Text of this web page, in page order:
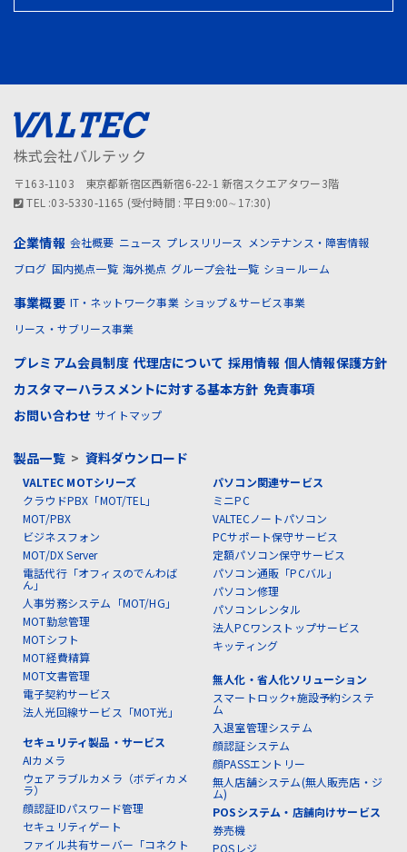
株式会社バルテック
〒163-1103 東京都新宿区西新宿6-22-1 新宿スクエアタワー3階
TEL :03-5330-1165 (受付時間 : 平日9:00∼17:30)
企業情報 会社概要 ニュース プレスリリース
メンテナンス・障害情報
ブログ 国内拠点一覧 海外拠点 グループ会社一覧 ショールーム
事業概要 IT・ネットワーク事業 ショップ＆サービス事業
リース・サブリース事業
プレミアム会員制度 代理店について 採用情報 個人情報保護方針
カスタマーハラスメントに対する基本方針 免責事項
お問い合わせ サイトマップ
製品一覧> 資料ダウンロード
VALTEC MOTシリーズ
クラウドPBX「MOT/TEL」
MOT/PBX
ビジネスフォン
MOT/DX Server
電話代行「オフィスのでんわば
ん」
人事労務システム「MOT/HG」
MOT勤怠管理
MOTシフト
MOT経費精算
MOT文書管理
電子契約サービス
法人光回線サービス「MOT光」
セキュリティ製品・サービス
AIカメラ
ウェアラブルカメラ（ボディカメ
ラ）
顔認証IDパスワード管理
セキュリティゲート
ファイル共有サーバー「コネクト
パソコン関連サービス
ミニPC
VALTECノートパソコン
PCサポート保守サービス
定額パソコン保守サービス
パソコン通販「PCバル」
パソコン修理
パソコンレンタル
法人PCワンストップサービス
キッティング
無人化・省人化ソリューション
スマートロック+施設予約システ
ム
入退室管理システム
顔認証システム
顔PASSエントリー
無人店舗システム(無人販売店・ジ
ム)
POSシステム・店舗向けサービス
券売機
POSレジ